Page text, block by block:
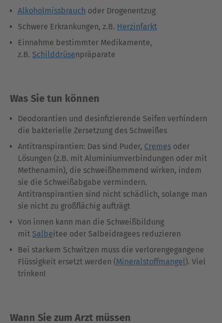
Alkoholmissbrauch oder Drogenentzug
Schwere Erkrankungen, z.B. Herzinfarkt
Einnahme bestimmter Medikamente,
z.B. Schilddrüsenpräparate
Was Sie tun können
Deodorantien und desinfizierende Seifen verhindern
die bakterielle Zersetzung des Schweißes
Antitranspirantien: Das sind Puder, Cremes oder
Lösungen (z.B. mit Aluminiumverbindungen oder mit
Methenamin), die schweißhemmend wirken, indem
sie die Schweißabgabe vermindern.
Antitranspirantien sind nicht schädlich, solange man
sie nicht zu großflächig aufträgt
Von innen kann man die Schweißbildung
mit Salbeitee oder Salbeidragees reduzieren
Bei starkem Schwitzen muss die verlorengegangene
Flüssigkeit ersetzt werden (Mineralstoffmangel). Viel
trinken!
Wann Sie zum Arzt müssen